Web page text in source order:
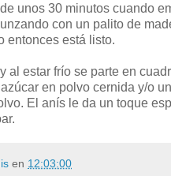
unos 30 minutos cuando
con un palito de
entonces está listo.
al estar frío se parte en
en polvo cernida y/o
El anís le da un toque
en 12:03:00